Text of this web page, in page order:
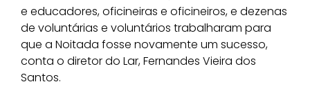
e educadores, oficineiras e oficineiros, e dezenas
de voluntárias e voluntários trabalharam para
que a Noitada fosse novamente um sucesso,
conta o diretor do Lar, Fernandes Vieira dos
Santos.